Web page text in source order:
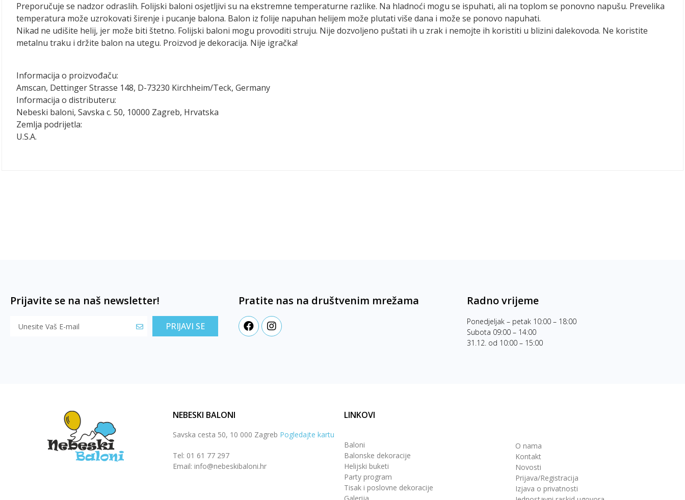
Preporučuje se nadzor odraslih. Folijski baloni osjetljivi su na ekstremne temperaturne razlike. Na hladnoći mogu se ispuhati, ali na toplom se ponovno napušu. Prevelika
temperatura može uzrokovati širenje i pucanje balona. Balon iz folije napuhan helijem može plutati više dana i može se ponovo napuhati.
Nikad ne udišite helij, jer može biti štetno. Folijski baloni mogu provoditi struju. Nije dozvoljeno puštati ih u zrak i nemojte ih koristiti u blizini dalekovoda. Ne koristite
metalnu traku i držite balon na utegu. Proizvod je dekoracija. Nije igračka!
Informacija o proizvođaču:
Amscan, Dettinger Strasse 148, D-73230 Kirchheim/Teck, Germany
Informacija o distributeru:
Nebeski baloni, Savska c. 50, 10000 Zagreb, Hrvatska
Zemlja podrijetla:
U.S.A.
Prijavite se na naš newsletter!
PRIJAVI SE
Pratite nas na društvenim mrežama Radno vrijeme
Ponedjeljak – petak 10:00 – 18:00
Subota 09:00 – 14:00
31.12. od 10:00 – 15:00
NEBESKI BALONI
Savska cesta 50, 10 000 Zagreb Pogledajte kartu
Tel: 01 61 77 297
Email: info@nebeskibaloni.hr
LINKOVI
Baloni
Balonske dekoracije
Helijski buketi
Party program
Tisak i poslovne dekoracije
O nama
Kontakt
Novosti
Prijava/Registracija
Izjava o privatnosti